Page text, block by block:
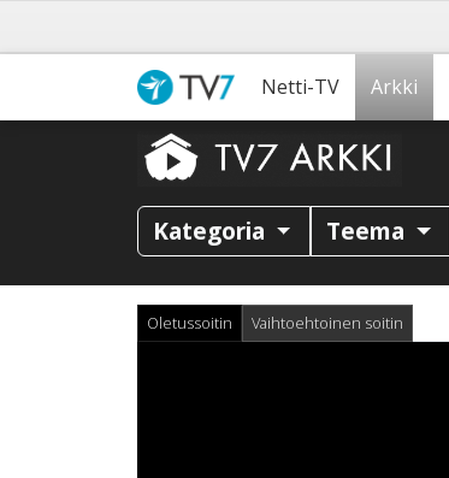
Netti-TV Arkki
Kategoria Teema
Oletussoitin Vaihtoehtoinen soitin